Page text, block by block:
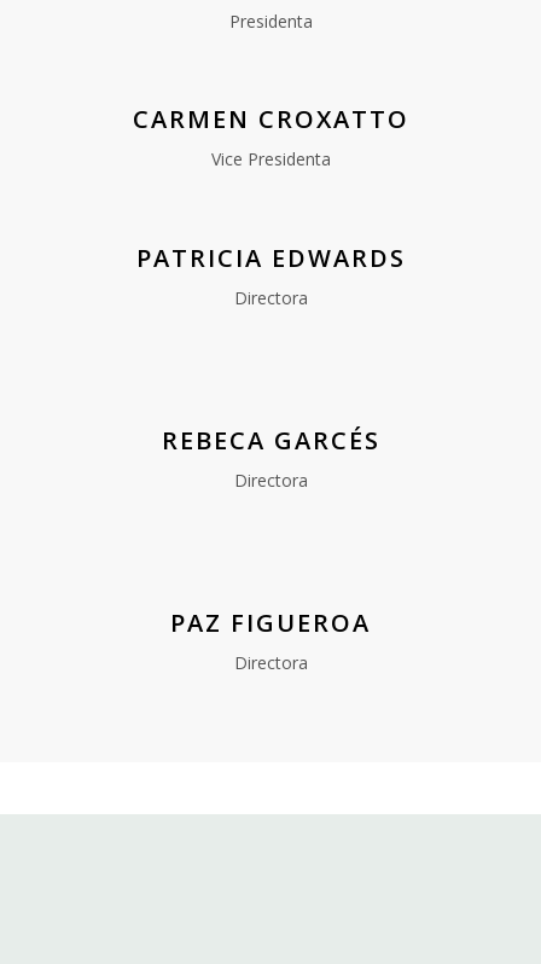
Presidenta
CARMEN CROXATTO
Vice Presidenta
PATRICIA EDWARDS
Directora
REBECA GARCÉS
Directora
PAZ FIGUEROA
Directora